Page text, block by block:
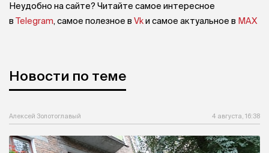
Неудобно на сайте? Читайте самое интересное
в Telegram, самое полезное в Vkи самое актуальное в MAX
Новости по теме
Алексей Золотоглавый 4 августа, 16:38